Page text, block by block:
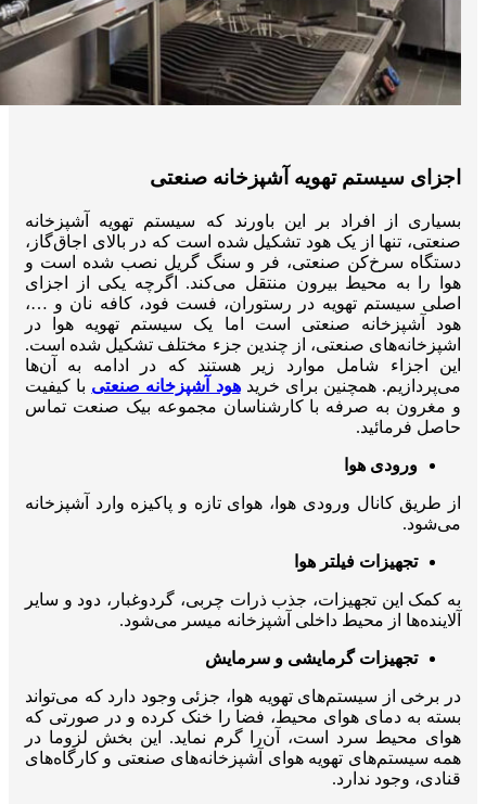
اجزای سیستم تهویه آشپزخانه صنعتی
بسیاری از افراد بر این باورند که سیستم تهویه آشپزخانه
صنعتی، تنها از یک هود تشکیل شده است که در بالای اجاق‌گاز،
دستگاه سرخ‌کن صنعتی، فر و سنگ گریل نصب شده است و
هوا را به محیط بیرون منتقل می‌کند. اگرچه یکی از اجزای
اصلی سیستم تهویه در رستوران‌، فست فود، کافه نان و …،
هود آشپزخانه صنعتی است اما یک سیستم تهویه هوا در
اشپزخانه‌های صنعتی، از چندین جزء مختلف تشکیل شده است.
این اجزاء شامل موارد زیر هستند که در ادامه به آن‌ها
می‌پردازیم. همچنین برای خریدهود آشپزخانه صنعتی با کیفیت
و مغرون به صرفه با کارشناسان مجموعه بیک صنعت تماس
حاصل فرمائید.
ورودی هوا
از طریق کانال ورودی هوا، هوای تازه و پاکیزه وارد آشپزخانه
می‌شود.
تجهیزات فیلتر هوا
به کمک این تجهیزات، جذب ذرات چربی، گرد‌وغبار، دود و سایر
آلاینده‌ها از محیط داخلی آشپزخانه میسر می‌شود.
تجهیزات گرمایشی و سرمایش
در برخی از سیستم‌های تهویه هوا، جزئی وجود دارد که می‌تواند
بسته به دمای هوای محیط، فضا را خنک کرده و در صورتی که
هوای محیط سرد است، آن‌را گرم نماید. این بخش لزوما در
همه سیستم‌های تهویه هوای آشپزخانه‌های صنعتی و کارگاه‌های
قنادی، وجود ندارد.